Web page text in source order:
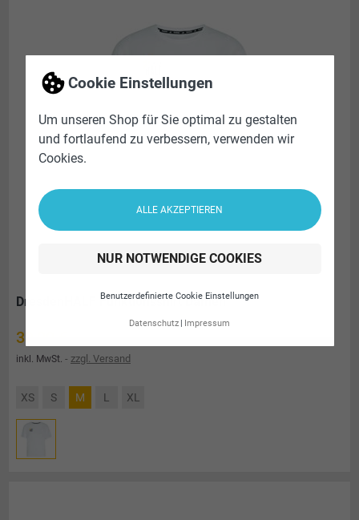
Cookie Einstellungen
Um unseren Shop für Sie optimal zu gestalten
und fortlaufend zu verbessern, verwenden wir
Cookies.
ALLE AKZEPTIEREN
NUR NOTWENDIGE COOKIES
Benutzerdefinierte Cookie Einstellungen
Datenschutz Impressum
DresdenHALF Funktionsshirt Damen
Preis
39,00 €
inkl. MwSt. zzgl. Versand
XS S M L XL